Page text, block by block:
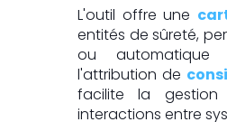
L'outil offre une
entités de sûreté,
ou
l'attribution de
facilite la
interactions entre